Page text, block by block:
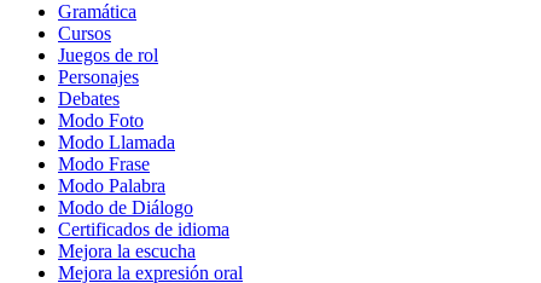
Gramática
Cursos
Juegos de rol
Personajes
Debates
Modo Foto
Modo Llamada
Modo Frase
Modo Palabra
Modo de Diálogo
Certificados de idioma
Mejora la escucha
Mejora la expresión oral